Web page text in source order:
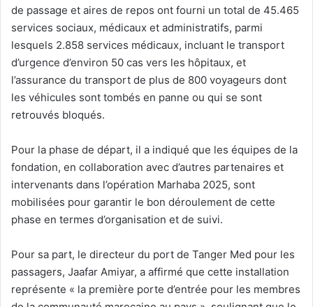
de passage et aires de repos ont fourni un total de 45.465
services sociaux, médicaux et administratifs, parmi
lesquels 2.858 services médicaux, incluant le transport
d’urgence d’environ 50 cas vers les hôpitaux, et
l’assurance du transport de plus de 800 voyageurs dont
les véhicules sont tombés en panne ou qui se sont
retrouvés bloqués.
Pour la phase de départ, il a indiqué que les équipes de la
fondation, en collaboration avec d’autres partenaires et
intervenants dans l’opération Marhaba 2025, sont
mobilisées pour garantir le bon déroulement de cette
phase en termes d’organisation et de suivi.
Pour sa part, le directeur du port de Tanger Med pour les
passagers, Jaafar Amiyar, a affirmé que cette installation
représente « la première porte d’entrée pour les membres